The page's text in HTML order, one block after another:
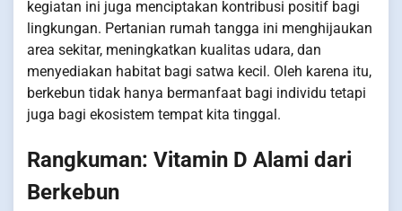
kegiatan ini juga menciptakan kontribusi positif bagi
lingkungan. Pertanian rumah tangga ini menghijaukan
area sekitar, meningkatkan kualitas udara, dan
menyediakan habitat bagi satwa kecil. Oleh karena itu,
berkebun tidak hanya bermanfaat bagi individu tetapi
juga bagi ekosistem tempat kita tinggal.
Rangkuman: Vitamin D Alami dari
Berkebun